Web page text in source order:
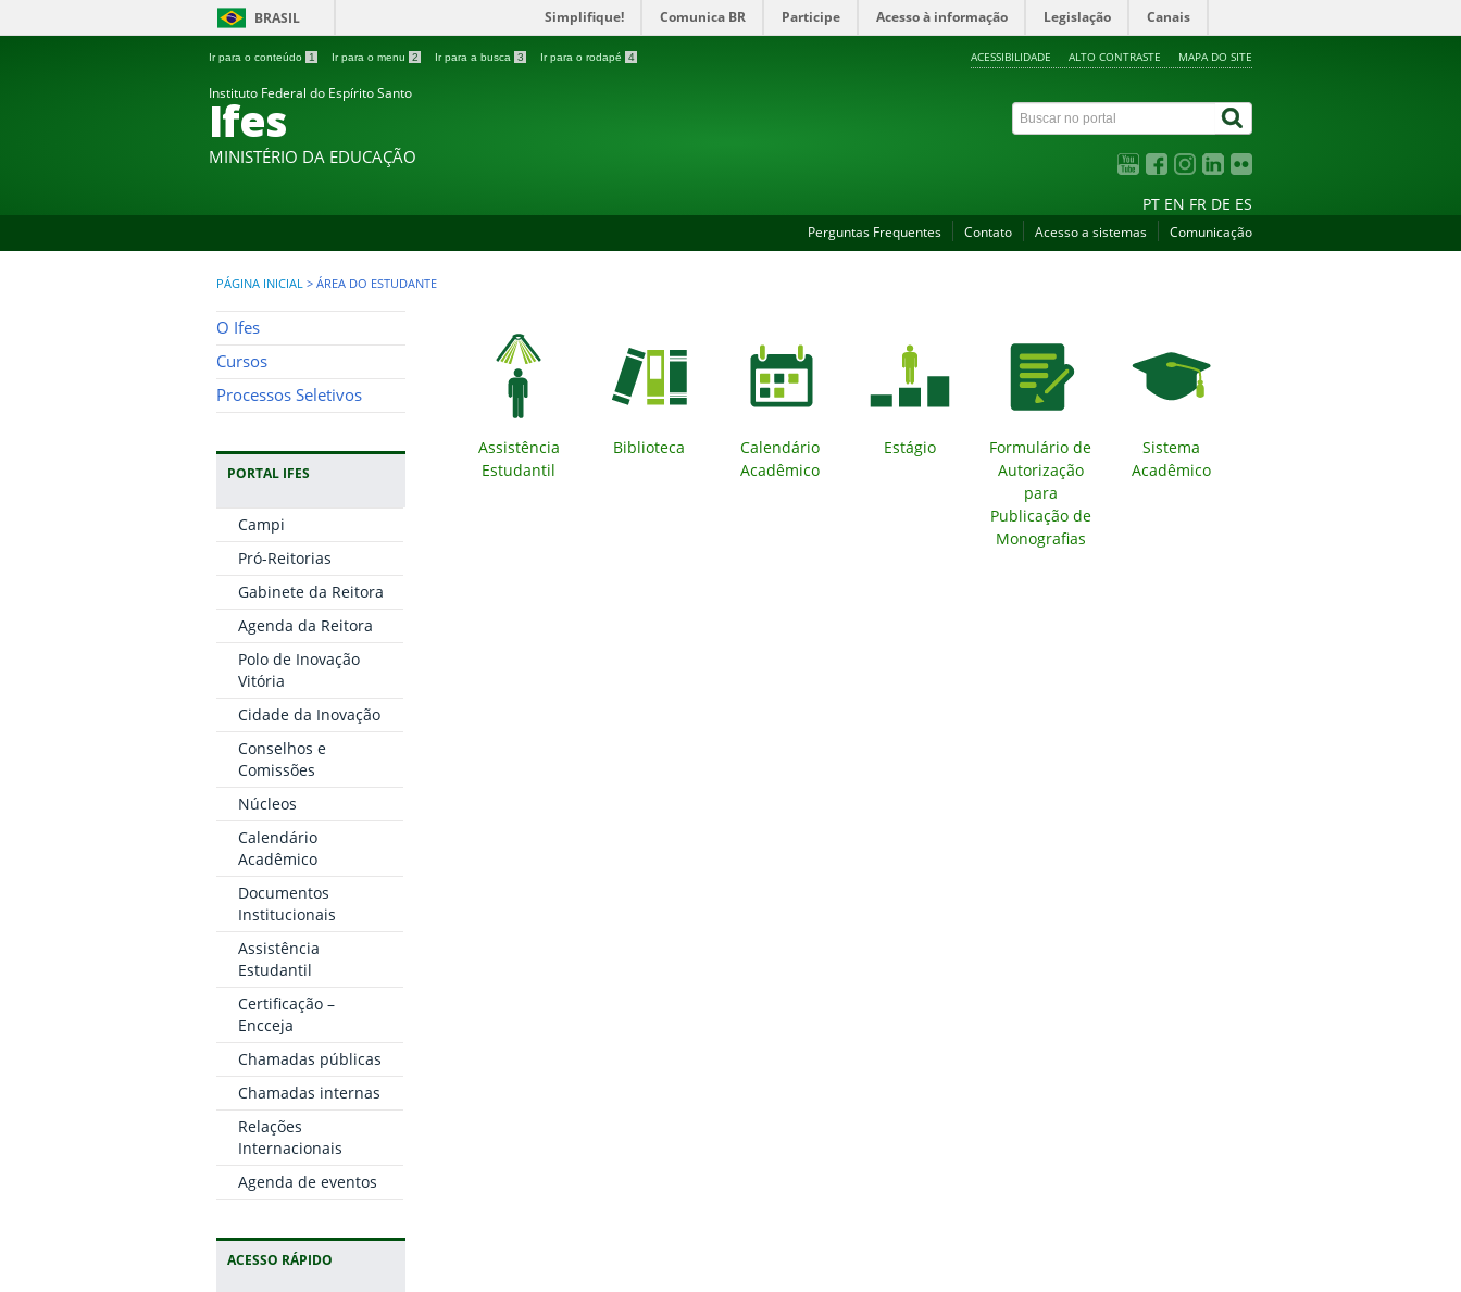
BRASIL Simplifique! Comunica BR Participe Acesso à informação Legislação Canais
Ir para o conteúdo 1 Ir para o menu 2 Ir para a busca 3 Ir para o rodapé 4 ACESSIBILIDADE ALTO CONTRASTE MAPA DO SITE
Instituto Federal do Espírito Santo
Ifes
MINISTÉRIO DA EDUCAÇÃO
PT EN FR DE ES
Perguntas Frequentes Contato Acesso a sistemas Comunicação
PÁGINA INICIAL > ÁREA DO ESTUDANTE
O Ifes
Cursos
Processos Seletivos
PORTAL IFES
Campi
Pró-Reitorias
Gabinete da Reitora
Agenda da Reitora
Polo de Inovação
Vitória
Cidade da Inovação
Conselhos e
Comissões
Núcleos
Calendário
Acadêmico
Documentos
Institucionais
Assistência
Estudantil
Certificação –
Encceja
Chamadas públicas
Chamadas internas
Relações
Internacionais
Agenda de eventos
ACESSO RÁPIDO
Assistência
Estudantil
Biblioteca
Calendário
Acadêmico
Estágio
Formulário de
Autorização
para
Publicação de
Monografias
Sistema
Acadêmico